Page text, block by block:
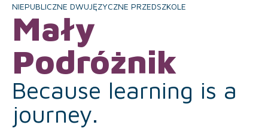
NIEPUBLICZNE DWUJĘZYCZNE PRZEDSZKOLE
Mały
Podróżnik
Because learning is a
journey.